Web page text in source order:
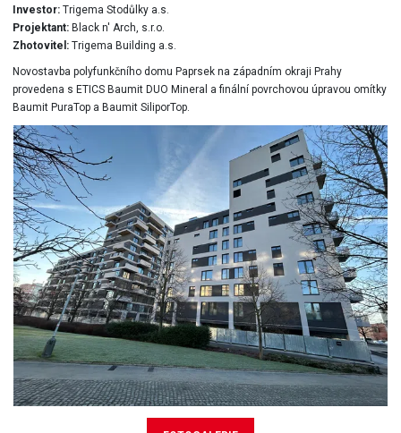
Investor:Trigema Stodůlky a.s.
Projektant:Black n' Arch, s.r.o.
Zhotovitel:Trigema Building a.s.
Novostavba polyfunkčního domu Paprsek na západním okraji Prahy
provedena s ETICS Baumit DUO Mineral a finální povrchovou úpravou omítky
Baumit PuraTop a Baumit SiliporTop.